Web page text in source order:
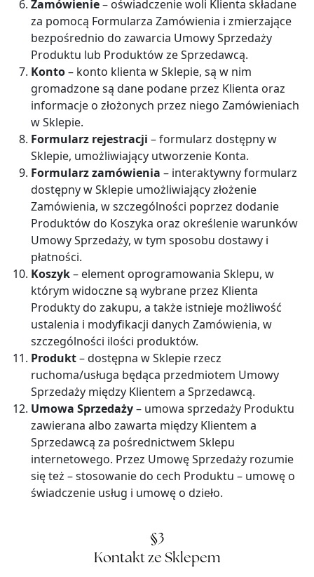
Zamówienie– oświadczenie woli Klienta składane
za pomocą Formularza Zamówienia i zmierzające
bezpośrednio do zawarcia Umowy Sprzedaży
Produktu lub Produktów ze Sprzedawcą.
Konto– konto klienta w Sklepie, są w nim
gromadzone są dane podane przez Klienta oraz
informacje o złożonych przez niego Zamówieniach
w Sklepie.
Formularz rejestracji – formularz dostępny w
Sklepie, umożliwiający utworzenie Konta.
Formularz zamówienia – interaktywny formularz
dostępny w Sklepie umożliwiający złożenie
Zamówienia, w szczególności poprzez dodanie
Produktów do Koszyka oraz określenie warunków
Umowy Sprzedaży, w tym sposobu dostawy i
płatności.
Koszyk– element oprogramowania Sklepu, w
którym widoczne są wybrane przez Klienta
Produkty do zakupu, a także istnieje możliwość
ustalenia i modyfikacji danych Zamówienia, w
szczególności ilości produktów.
Produkt– dostępna w Sklepie rzecz
ruchoma/usługa będąca przedmiotem Umowy
Sprzedaży między Klientem a Sprzedawcą.
Umowa Sprzedaży– umowa sprzedaży Produktu
zawierana albo zawarta między Klientem a
Sprzedawcą za pośrednictwem Sklepu
internetowego. Przez Umowę Sprzedaży rozumie
się też – stosowanie do cech Produktu – umowę o
świadczenie usług i umowę o dzieło.
§3
Kontakt ze Sklepem